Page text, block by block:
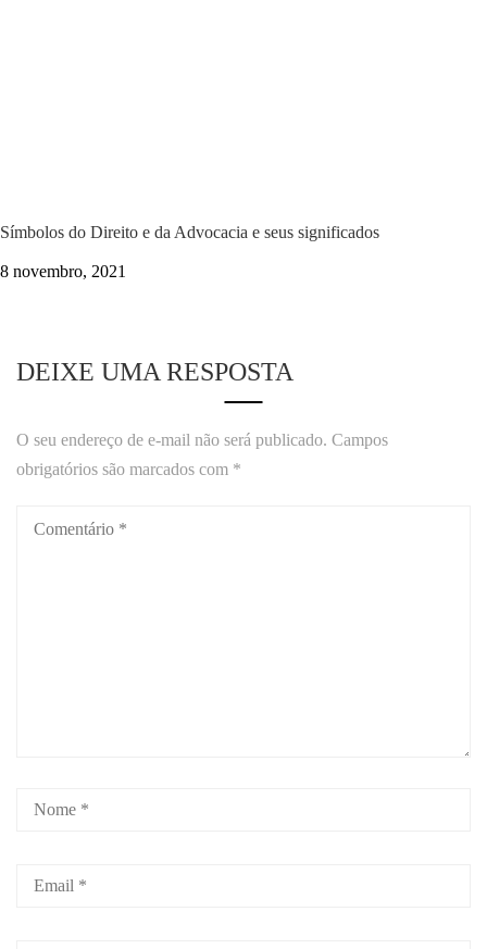
Símbolos do Direito e da Advocacia e seus significados
8 novembro, 2021
DEIXE UMA RESPOSTA
O seu endereço de e-mail não será publicado. Campos
obrigatórios são marcados com *